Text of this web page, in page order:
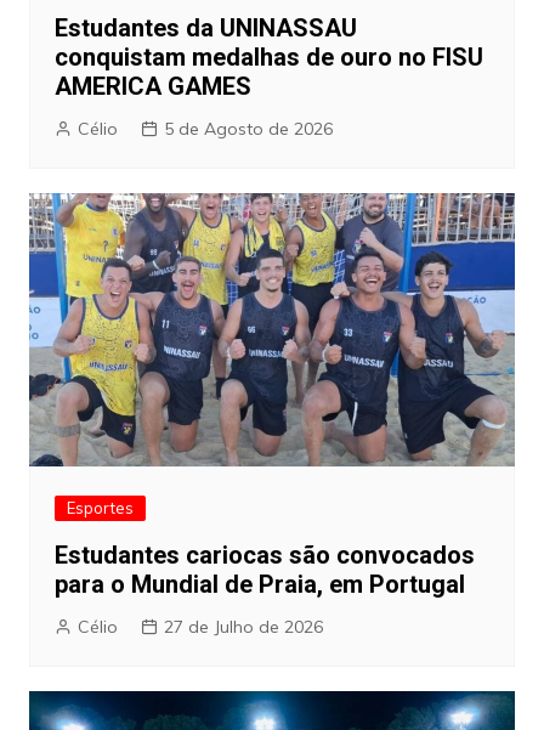
Estudantes da UNINASSAU
conquistam medalhas de ouro no FISU
AMERICA GAMES
Célio 5 de Agosto de 2026
Esportes
Estudantes cariocas são convocados
para o Mundial de Praia, em Portugal
Célio 27 de Julho de 2026